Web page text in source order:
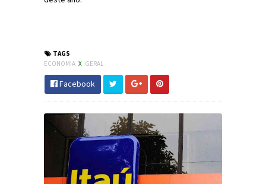
TAGS
ECONOMIA X GERAL
Facebook